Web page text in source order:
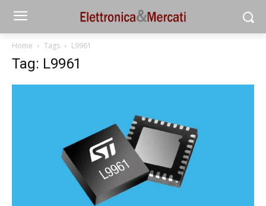
Home Tags L9961
Tag: L9961